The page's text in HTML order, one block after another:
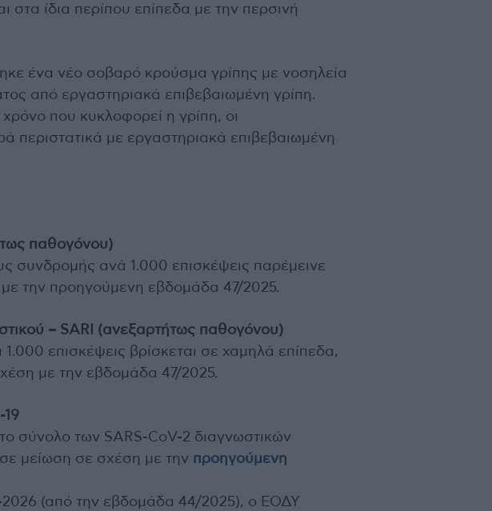
στα ίδια περίπου επίπεδα με την περσινή
ένα νέο σοβαρό κρούσμα γρίπης με νοσηλεία
από εργαστηριακά επιβεβαιωμένη γρίπη.
που κυκλοφορεί η γρίπη, οι
περιστατικά με εργαστηριακά επιβεβαιωμένη
παθογόνου)
συνδρομής ανά 1.000 επισκέψεις παρέμεινε
την προηγούμενη εβδομάδα 47/2025.
– SARI (ανεξαρτήτως παθογόνου)
επισκέψεις βρίσκεται σε χαμηλά επίπεδα,
με την εβδομάδα 47/2025.
19
σύνολο των SARS-CoV-2 διαγνωστικών
μείωση σε σχέση με την προηγούμενη
2026 (από την εβδομάδα 44/2025), ο ΕΟΔΥ